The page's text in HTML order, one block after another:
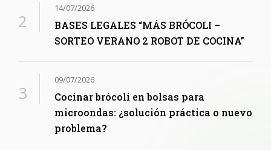
14/07/2026
BASES LEGALES “MÁS BRÓCOLI –
SORTEO VERANO 2 ROBOT DE COCINA”
09/07/2026
Cocinar brócoli en bolsas para
microondas: ¿solución práctica o nuevo
problema?